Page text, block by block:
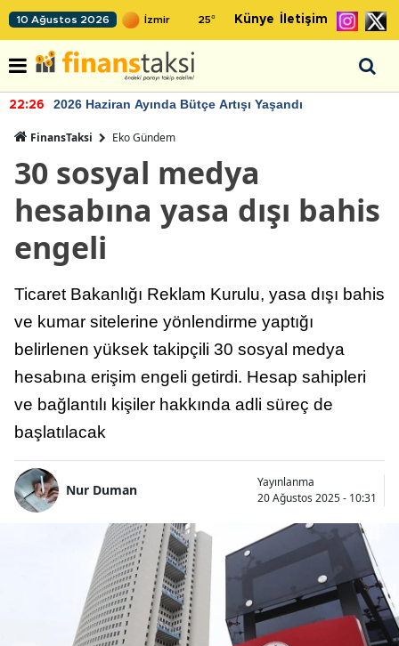
10 Ağustos 2026 25° Künye İletişim
22:26 2026 Haziran Ayında Bütçe Artışı Yaşandı
FinansTaksi Eko Gündem
30 sosyal medya
hesabına yasa dışı bahis
engeli
Ticaret Bakanlığı Reklam Kurulu, yasa dışı bahis
ve kumar sitelerine yönlendirme yaptığı
belirlenen yüksek takipçili 30 sosyal medya
hesabına erişim engeli getirdi. Hesap sahipleri
ve bağlantılı kişiler hakkında adli süreç de
başlatılacak
Nur Duman
Yayınlanma
20 Ağustos 2025 - 10:31